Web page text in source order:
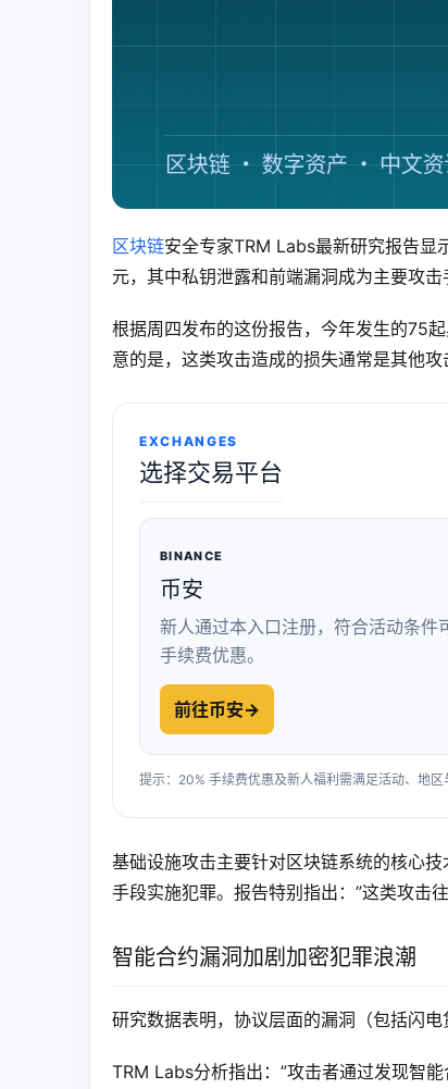
区块链安全专家TRM Labs最新研究报告显
元，其中私钥泄露和前端漏洞成为主要攻击
根据周四发布的这份报告，今年发生的75
意的是，这类攻击造成的损失通常是其他攻
EXCHANGES
选择交易平台
BINANCE
币安
新人通过本入口注册，符合活动条件
手续费优惠。
前往币安→
提示：20% 手续费优惠及新人福利需满足活动、地
基础设施攻击主要针对区块链系统的核心
手段实施犯罪。报告特别指出：”这类攻击
智能合约漏洞加剧加密犯罪浪潮
研究数据表明，协议层面的漏洞（包括闪
TRM Labs分析指出：”攻击者通过发现智